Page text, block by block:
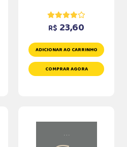
R$ 23,60
ADICIONAR AO CARRINHO
COMPRAR AGORA